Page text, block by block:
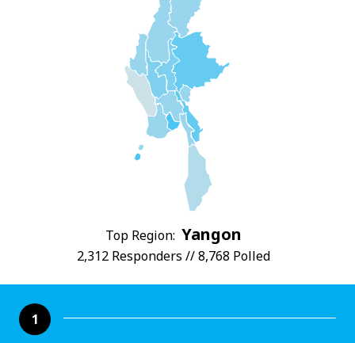
Top Region: Yangon
2,312 Responders // 8,768 Polled
1